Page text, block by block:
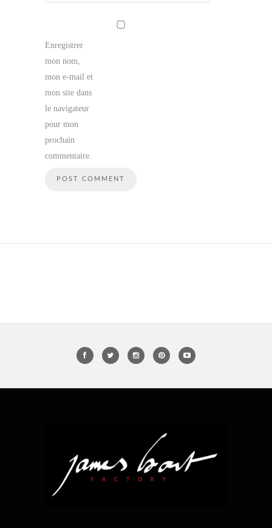
Enregistrer
mon nom,
mon e-mail et
mon site dans
le navigateur
pour mon
prochain
commentaire.